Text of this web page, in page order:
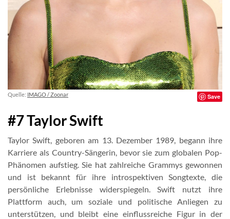
Quelle: IMAGO / Zoonar Save
#7 Taylor Swift
Taylor Swift, geboren am 13. Dezember 1989, begann ihre
Karriere als Country-Sängerin, bevor sie zum globalen Pop-
Phänomen aufstieg. Sie hat zahlreiche Grammys gewonnen
und ist bekannt für ihre introspektiven Songtexte, die
persönliche Erlebnisse widerspiegeln. Swift nutzt ihre
Plattform auch, um soziale und politische Anliegen zu
unterstützen, und bleibt eine einflussreiche Figur in der